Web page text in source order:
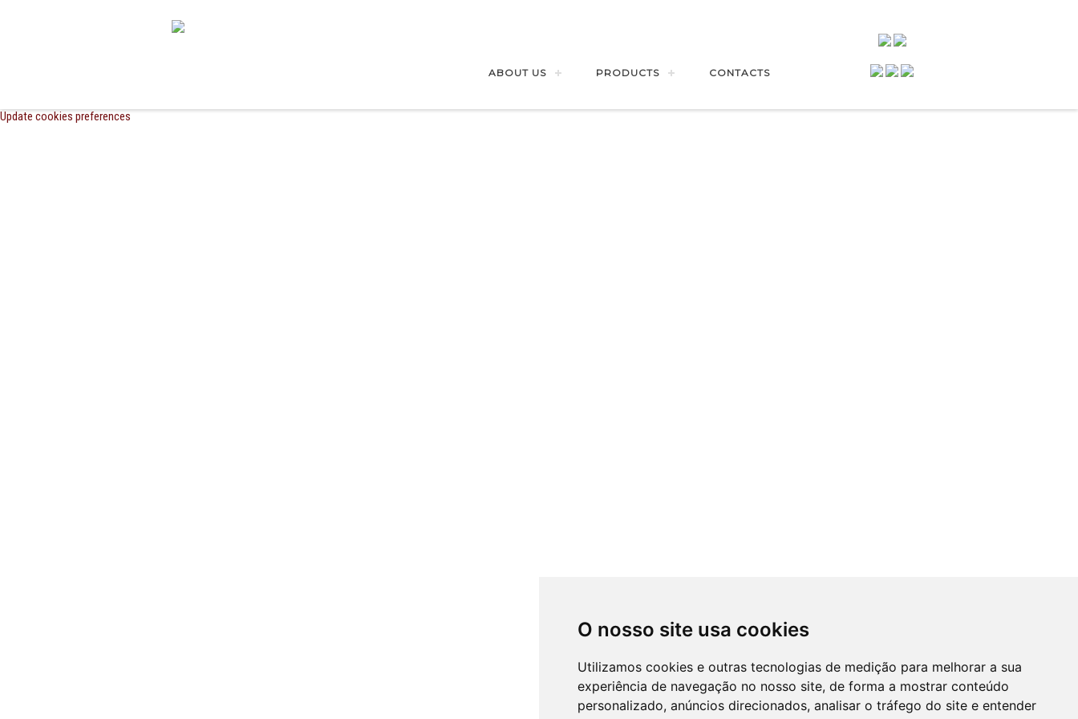
O nosso site usa cookies
Utilizamos cookies e outras tecnologias de medição para melhorar a sua
experiência de navegação no nosso site, de forma a mostrar conteúdo
personalizado, anúncios direcionados, analisar o tráfego do site e entender
ABOUT US PRODUCTS CONTACTS
Update cookies preferences